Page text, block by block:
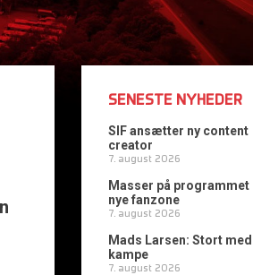
SENESTE NYHEDER
SIF ansætter ny content
creator
7. august 2026
Masser på programmet
nye fanzone
7. august 2026
Mads Larsen: Stort
kampe
7. august 2026